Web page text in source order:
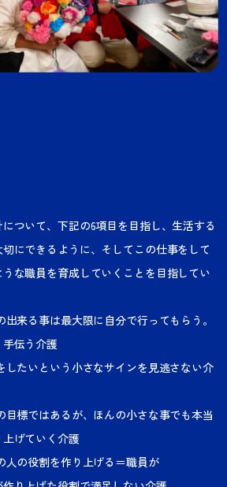
ついて、下記の6項目を目指し、生活する
にできるように、そしてこの仕事をして
な職員を育成していくことを目指してい
出来る事は最大限に自分で行ってもらう。
伝う介護
したいという小さなサインを見逃さない介
目標ではあるが、ほんの小さな事でも本当
げていく介護
人の役割を作り上げる＝職員が